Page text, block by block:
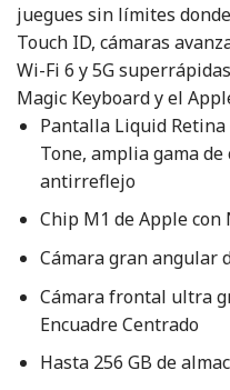
juegues sin límites
Touch ID, cámaras
Wi-Fi 6 y 5G
Magic Keyboard y el
Pantalla Liquid Retina
Tone, amplia gama
antirreflejo
Chip M1 de Apple
Cámara gran angular
Cámara frontal ultra
Encuadre Centrado
Hasta 256 GB de